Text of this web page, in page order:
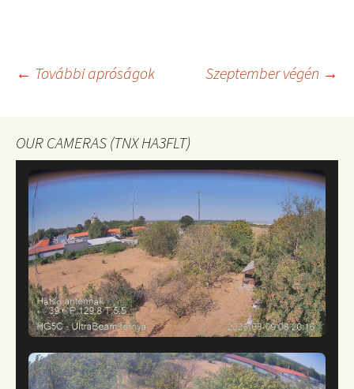
Bejegyzés
navigáció
← További apróságok Szeptember végén →
OUR CAMERAS (TNX HA3FLT)